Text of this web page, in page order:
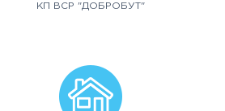
КП ВСР "ДОБРОБУТ"